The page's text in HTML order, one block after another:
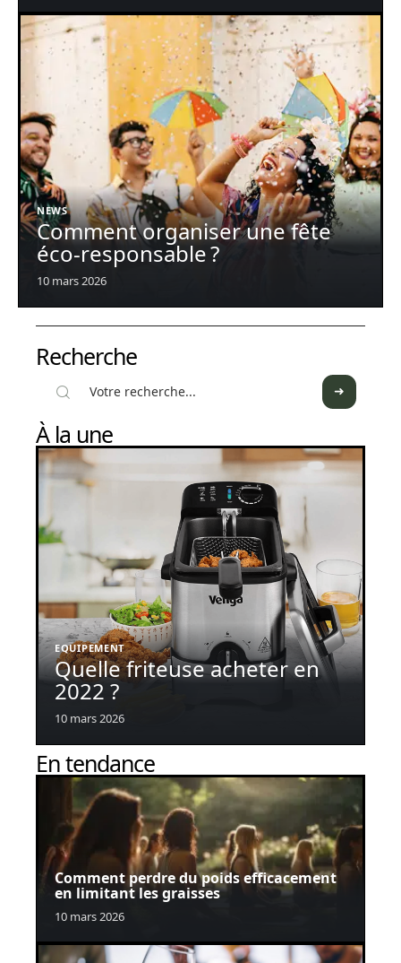
NEWS
Comment organiser une fête
éco-responsable ?
10 mars 2026
Recherche
À la une
EQUIPEMENT
Quelle friteuse acheter en
2022 ?
10 mars 2026
En tendance
Comment perdre du poids efficacement
en limitant les graisses
10 mars 2026